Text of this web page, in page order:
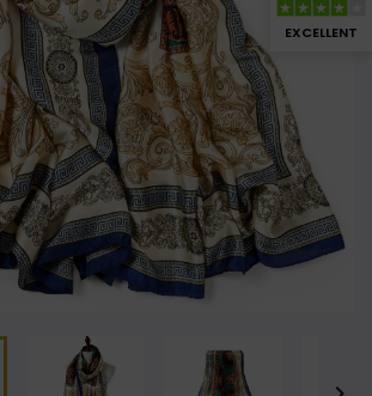
EXCELLENT